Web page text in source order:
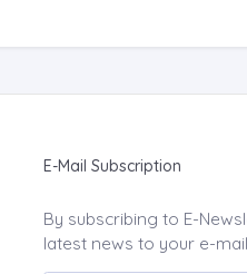
E-Mail Subscription
By subscribing to E-
latest news to your e-